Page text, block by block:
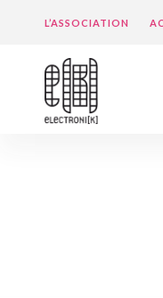
L’ASSOCIATION